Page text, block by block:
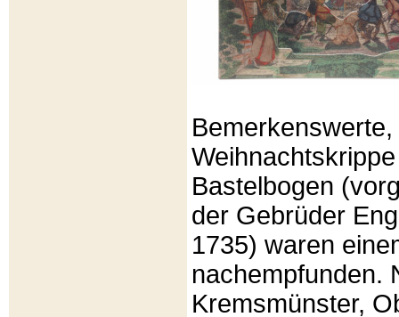
Bastelbogen
der Gebrüder
1735) waren
nachempfunden.
Kremsmünster,